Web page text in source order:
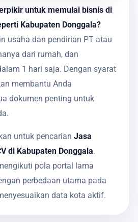
untuk memulai bisnis di
Kabupaten Donggala?
usaha dan pendirian PT atau
dari rumah, dan
1 hari saja. Dengan syarat
membantu Anda
dokumen penting untuk
untuk pencarian Jasa
di Kabupaten Donggala.
pola portal lama
perbedaan utama pada
data kota aktif.